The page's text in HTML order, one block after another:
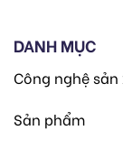
DANH MỤC
Công nghệ
Sản phẩm